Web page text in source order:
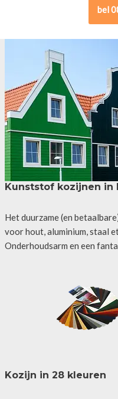
bel
Kunststof kozijnen in
Het duurzame (en
voor hout, aluminium, staal
Onderhoudsarm en een
Kozijn in 28 kleuren